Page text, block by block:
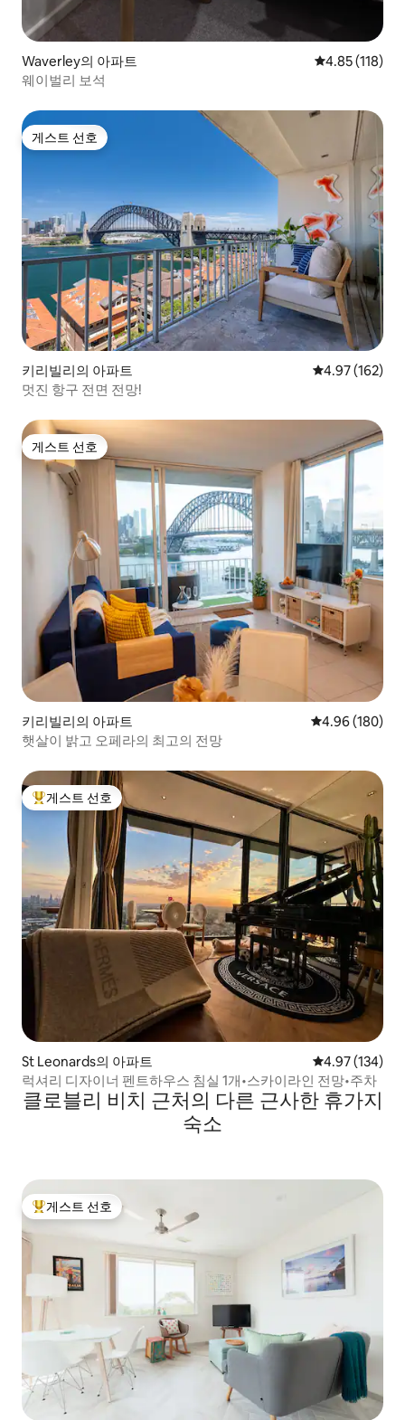
Waverley의 아파트 평점 4.85점(5
4.85 (118)
웨이벌리 보석
게스트 선호
게스트 선호
키리빌리의 아파트 평점 4.97점(5
4.97 (162)
멋진 항구 전면 전망!
게스트 선호
게스트 선호
키리빌리의 아파트 평점 4.96점(5
4.96 (180)
햇살이 밝고 오페라의 최고의 전망
상위 게스트 선호
게스트 선호
St Leonards의 아파트 평점 4.97점(5
4.97 (134)
럭셔리 디자이너 펜트하우스 침실 1개•스카이라인 전망•주차
클로블리 비치 근처의 다른 근사한 휴가지
숙소
상위 게스트 선호
게스트 선호